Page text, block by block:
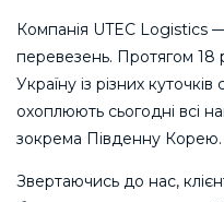
Компанія UTEC Logistics
перевезень. Протягом 18
Україну із різних куточків
охоплюють сьогодні всі
зокрема Південну Корею.
Звертаючись до нас,